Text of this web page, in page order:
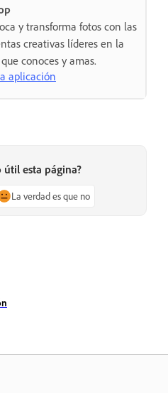
y transforma fotos con las
creativas líderes en la
conoces y amas.
aplicación
útil esta página?
La verdad es que no